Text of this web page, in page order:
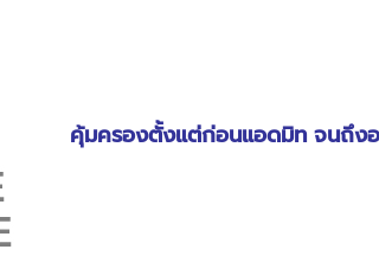
คุ้มครองตั้งแต่ก่อนแอดมิท จนถึง